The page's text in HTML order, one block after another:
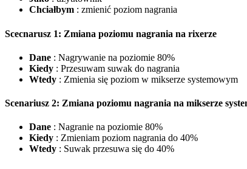
Chciałbym : zmienić poziom nagrania
Scecnarusz 1: Zmiana poziomu nagrania na rixerze
Dane : Nagrywanie na poziomie 80%
Kiedy : Przesuwam suwak do nagrania
Wtedy : Zmienia się poziom w mikserze systemowym
Scenariusz 2: Zmiana poziomu nagrania na mikserze
Dane : Nagranie na poziomie 80%
Kiedy : Zmieniam poziom nagrania do 40%
Wtedy : Suwak przesuwa się do 40%